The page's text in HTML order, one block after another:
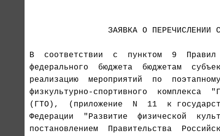
ЗАЯВКА О ПЕРЕЧИСЛЕНИИ
В  соответствии  с  пунктом  9  Правил
федерального  бюджета  бюджетам
физкультурно-спортивного  комплекса
Федерации  "Развитие  физической
постановлением  Правительства